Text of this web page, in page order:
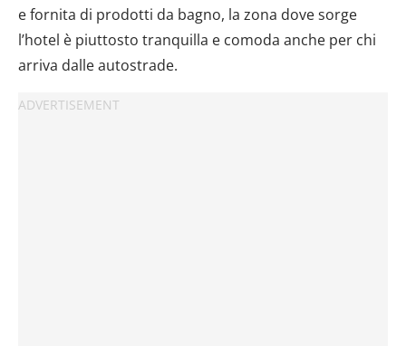
e fornita di prodotti da bagno, la zona dove sorge
l’hotel è piuttosto tranquilla e comoda anche per chi
arriva dalle autostrade.